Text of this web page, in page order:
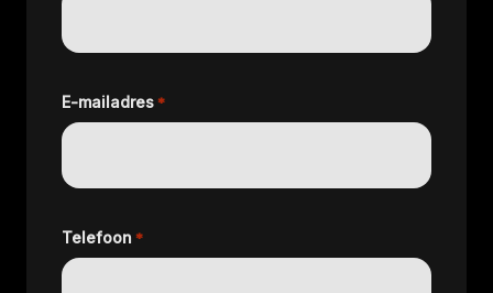
E-mailadres *
Telefoon *